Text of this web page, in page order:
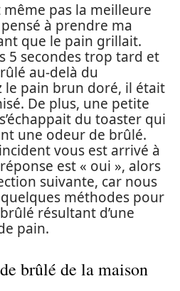
même pas la meilleure
à prendre ma
que le pain grillait.
5 secondes trop tard et
au-delà du
le pain brun doré, il était
De plus, une petite
du toaster qui
une odeur de brûlé.
vous est arrivé à
est « oui », alors
suivante, car nous
méthodes pour
résultant d’une
pain.
brûlé de la maison